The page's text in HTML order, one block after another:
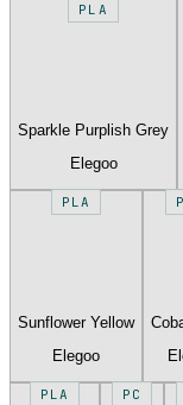
PLA
Sparkle Purplish Grey
Elegoo
PLA
Sunflower Yellow
Elegoo
PLA PC